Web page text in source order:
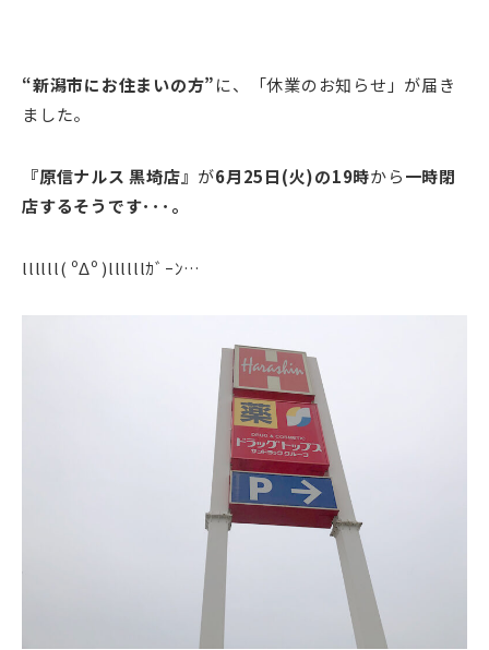
“新潟市にお住まいの方”に、「休業のお知らせ」が届き
ました。
『原信ナルス 黒埼店』 が6月25日(火)の19時から一時閉
店するそうです･･･。
llllll( ºΔº )llllllｶﾞｰﾝ…